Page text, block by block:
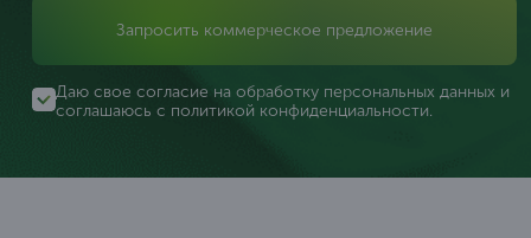
Запросить коммерческое предложение
Даю свое согласие на обработку персональных данных и
соглашаюсь с политикой конфиденциальности.